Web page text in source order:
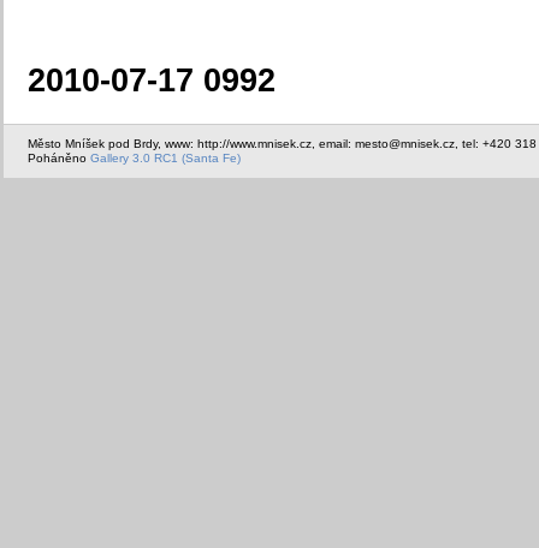
2010-07-17 0992
Město Mníšek pod Brdy, www: http://www.mnisek.cz, email: mesto@mnisek.cz, tel: +420
Poháněno Gallery 3.0 RC1 (Santa Fe)